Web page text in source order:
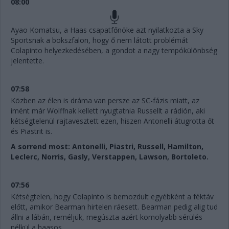
Ayao Komatsu, a Haas csapatfőnöke azt nyilatkozta a Sky
Sportsnak a bokszfalon, hogy ő nem látott problémát
Colapinto helyezkedésében, a gondot a nagy tempókülönbség
jelentette.
07:58
Közben az élen is dráma van persze az SC-fázis miatt, az
imént már Wolffnak kellett nyugtatnia Russellt a rádión, aki
kétségtelenül rajtavesztett ezen, hiszen Antonelli átugrotta őt
és Piastrit is.
A sorrend most: Antonelli, Piastri, Russell, Hamilton,
Leclerc, Norris, Gasly, Verstappen, Lawson, Bortoleto.
07:56
Kétségtelen, hogy Colapinto is bemozdult egyébként a féktáv
előtt, amikor Bearman hirtelen ráesett. Bearman pedig alig tud
állni a lábán, reméljük, megúszta azért komolyabb sérülés